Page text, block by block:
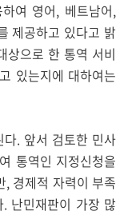
여 영어, 베트남어,
제공하고 있다고 밝
상으로 한 통역 서비
있는지에 대하여는
. 앞서 검토한 민사
통역인 지정신청을
, 경제적 자력이 부족
난민재판이 가장 많